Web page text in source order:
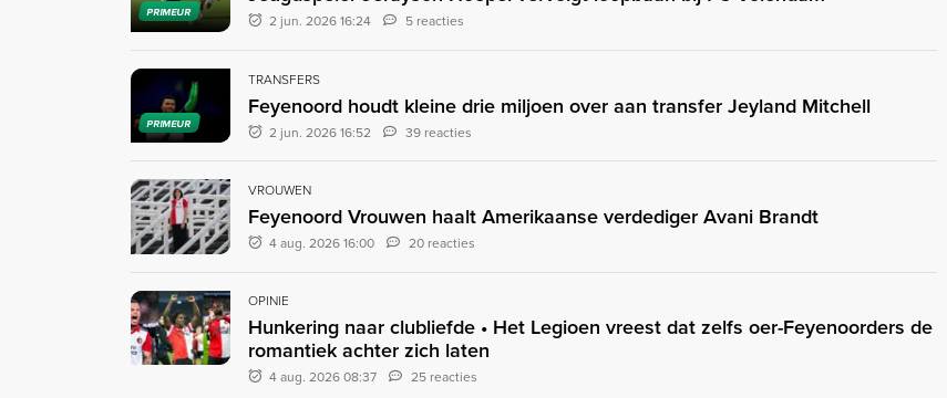
PRIMEUR 2 jun. 2026 16:24 5 reacties
PRIMEUR
TRANSFERS
Feyenoord houdt kleine drie miljoen over aan transfer Jeyland Mitchell
2 jun. 2026 16:52 39 reacties
VROUWEN
Feyenoord Vrouwen haalt Amerikaanse verdediger Avani Brandt
4 aug. 2026 16:00 20 reacties
OPINIE
Hunkering naar clubliefde • Het Legioen vreest dat zelfs oer-Feyenoorders de
romantiek achter zich laten
4 aug. 2026 08:37 25 reacties